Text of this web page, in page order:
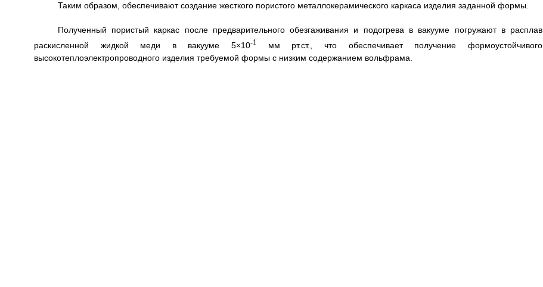
Таким образом, обеспечивают создание жесткого пористого металлокерамического каркаса изделия заданной формы.
Полученный пористый каркас после предварительного обезгаживания и подогрева в вакууме погружают в расплав
раскисленной жидкой меди в вакууме 5×10-1
мм рт.ст., что обеспечивает получение формоустойчивого
высокотеплоэлектропроводного изделия требуемой формы с низким содержанием вольфрама.